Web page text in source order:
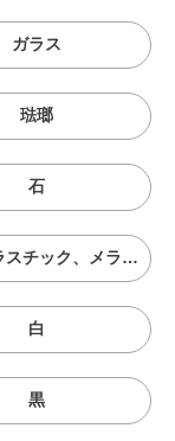
ガラス
琺瑯
石
樹脂（プラスチック、メラニン、シリコン等）
白
黒